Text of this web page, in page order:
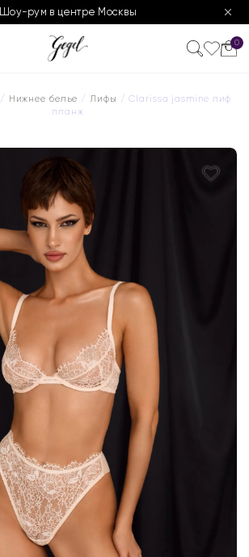
Шоу-рум в центре Москвы
0
/ Нижнее белье /Лифы / Clarissa jasmine лиф
планж